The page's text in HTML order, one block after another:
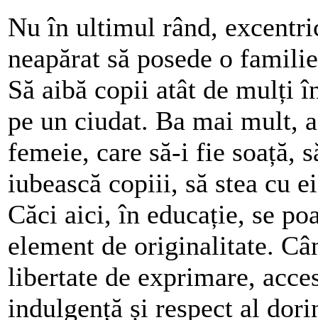
Nu în ultimul rând,
neapărat să posede o
Să aibă copii atât de mulți
pe un ciudat. Ba mai mult,
femeie, care să-i fie soață,
iubească copiii, să stea cu
Căci aici, în educație, se
element de originalitate.
libertate de exprimare,
indulgență și respect al